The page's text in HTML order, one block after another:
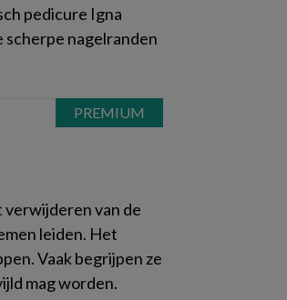
pedicure Igna
nagelranden
verwijderen van de
leiden. Het
Vaak begrijpen ze
mag worden.